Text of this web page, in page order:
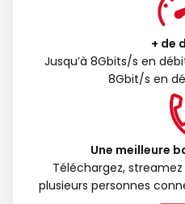
+ de
Jusqu’à 8Gbits/s en
8Gbit/s en
Une meilleure
Téléchargez,
plusieurs personnes